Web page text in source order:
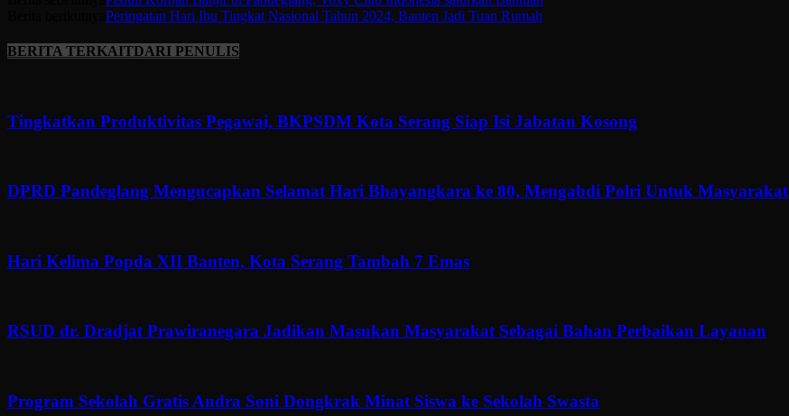
Peringatan Hari Ibu Tingkat Nasional Tahun 2024, Banten Jadi Tuan Rumah
BERITA TERKAITDARI PENULIS
Tingkatkan Produktivitas Pegawai, BKPSDM Kota Serang Siap Isi Jabatan Kosong
DPRD Pandeglang Mengucapkan Selamat Hari Bhayangkara ke 80, Mengabdi Polri Untuk Masyarakat
Hari Kelima Popda XII Banten, Kota Serang Tambah 7 Emas
RSUD dr. Dradjat Prawiranegara Jadikan Masukan Masyarakat Sebagai Bahan Perbaikan Layanan
Program Sekolah Gratis Andra Soni Dongkrak Minat Siswa ke Sekolah Swasta